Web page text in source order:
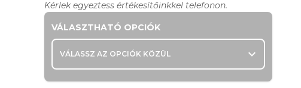
Kérlek egyeztess értékesítőinkkel telefonon.
VÁLASZTHATÓ OPCIÓK
VÁLASSZ AZ OPCIÓK KÖZÜL expand_more